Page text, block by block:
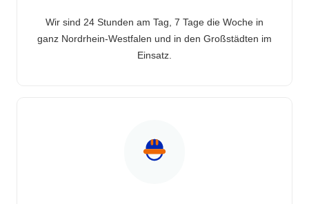
Wir sind 24 Stunden am Tag, 7 Tage die Woche in
ganz Nordrhein-Westfalen und in den Großstädten im
Einsatz.